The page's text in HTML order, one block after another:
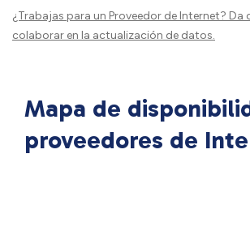
¿Trabajas para un Proveedor de Internet? Da
colaborar en la actualización de datos.
Mapa de
proveedores de